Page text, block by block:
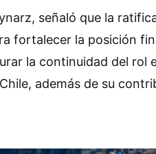
señaló que la
fortalecer la posición
la continuidad del rol
además de su